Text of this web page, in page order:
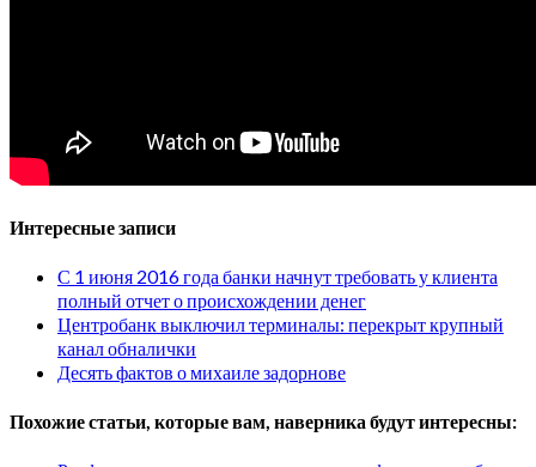
Интересные записи
С 1 июня 2016 года банки начнут требовать у клиента
полный отчет о происхождении денег
Центробанк выключил терминалы: перекрыт крупный
канал обналички
Десять фактов о михаиле задорнове
Похожие статьи, которые вам, наверника будут интересны: